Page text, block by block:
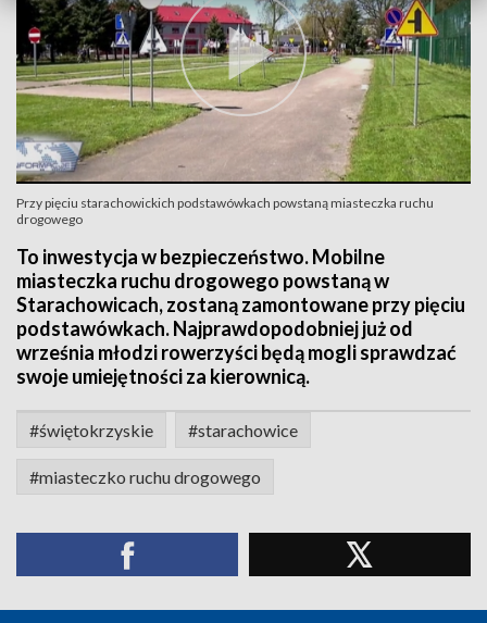
Przy pięciu starachowickich podstawówkach powstaną miasteczka ruchu
drogowego
To inwestycja w bezpieczeństwo. Mobilne
miasteczka ruchu drogowego powstaną w
Starachowicach, zostaną zamontowane przy pięciu
podstawówkach. Najprawdopodobniej już od
września młodzi rowerzyści będą mogli sprawdzać
swoje umiejętności za kierownicą.
#świętokrzyskie #starachowice
#miasteczko ruchu drogowego